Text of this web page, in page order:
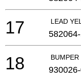
LEAD
17
BUMPER
18